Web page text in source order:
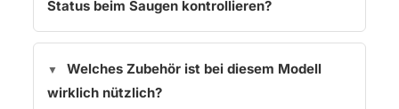
Status beim Saugen kontrollieren?
Welches Zubehör ist bei diesem Modell
wirklich nützlich?